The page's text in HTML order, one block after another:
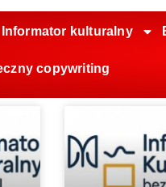
Informator kulturalny
copywriting